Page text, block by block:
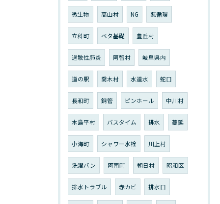
微生物 高山村 NG 悪循環
立科町 ベタ基礎 豊丘村
過敏性肺炎 阿智村 岐阜県内
道の駅 喬木村 水道水 蛇口
長和町 銅管 ピンホール 中川村
木島平村 バスタイム 排水 蔓延
小海町 シャワー水栓 川上村
洗濯パン 阿南町 朝日村 昭和区
排水トラブル 赤カビ 排水口